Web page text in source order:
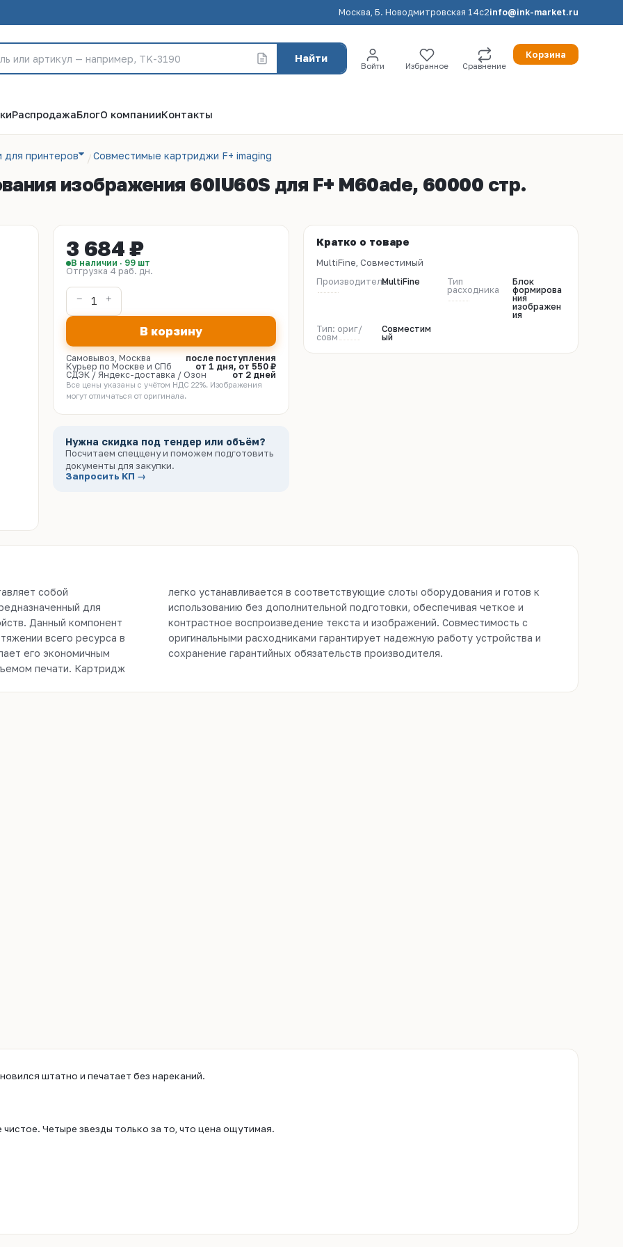
Москва, Б. Новодмитровская 14с2info@ink-market.ru
Найти
Войти Избранное Сравнение
Корзина
РаспродажаБлогО компанииКонтакты
принтеров Совместимые картриджи F+ imaging
изображения 60IU60S для F+ M60ade, 60000 стр.
3 684 ₽
В наличии · 99 шт
Отгрузка 4 раб. дн.
В корзину
Самовывоз, Москва
после поступления
Курьер по Москве и СПб
от 1 дня, от 550 ₽
СДЭК / Яндекс-доставка / Озон
от 2 дней
Все цены указаны с учётом НДС 22%. Изображения
могут отличаться от оригинала.
Нужна скидка под тендер или объём?
Посчитаем спеццену и поможем подготовить
документы для закупки.
Запросить КП →
Кратко о товаре
MultiFine, Совместимый
ПроизводительMultiFine
Тип
расходника
Блок
формирова
ния
изображен
ия
Тип: ориг/
совм
Совместим
ый
собой
для
Данный компонент
всего ресурса в
его экономичным
печати. Картридж
и готов к
четкое и
Совместимость с
работу устройства и
сохранение гарантийных обязательств производителя.
штатно и печатает без нареканий.
Четыре звезды только за то, что цена ощутимая.